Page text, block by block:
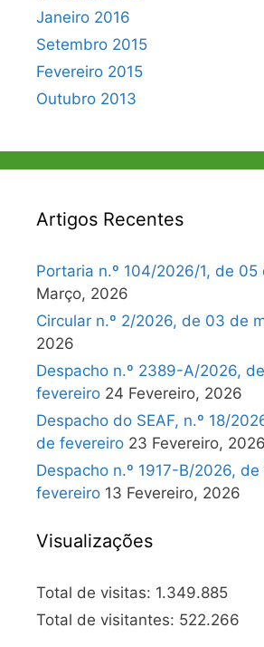
Janeiro 2016
Setembro 2015
Fevereiro 2015
Outubro 2013
Artigos Recentes
Portaria n.º 104/2026/1, de 05
Março, 2026
Circular n.º 2/2026, de 03 de
2026
Despacho n.º 2389-A/2026,
fevereiro 24 Fevereiro, 2026
Despacho do SEAF, n.º 18/
de fevereiro 23 Fevereiro, 2026
Despacho n.º 1917-B/2026, de
fevereiro 13 Fevereiro, 2026
Visualizações
Total de visitas: 1.349.885
Total de visitantes: 522.266